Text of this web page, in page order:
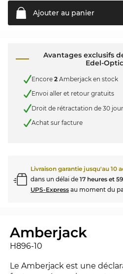
Ajouter au panier
Avantages exclusifs
Edel-
Encore 2 Amberjack en stock
Envoi aller et retour gratuits
Droit de rétractation de 30
Achat sur facture
Livraison garantie jusqu'au 10
dans un délai de 17 heures et
UPS-Express au moment du
Amberjack
H896-10
Le Amberjack est une